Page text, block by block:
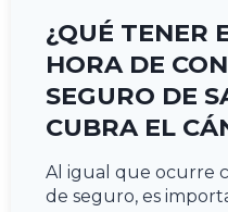
¿QUÉ TENER
HORA DE
SEGURO DE
CUBRA EL
Al igual que ocurre
de seguro, es